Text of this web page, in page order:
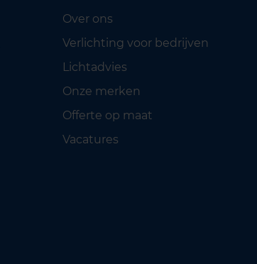
Over ons
Verlichting voor bedrijven
Lichtadvies
Onze merken
Offerte op maat
Vacatures